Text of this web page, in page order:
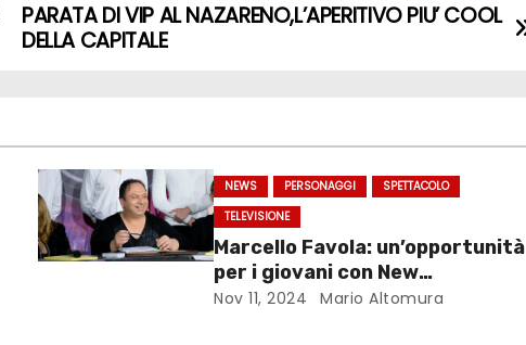
PARATA DI VIP AL NAZARENO,L’APERITIVO PIU’ COOL
DELLA CAPITALE
NEWS PERSONAGGI
SPETTACOLO
TELEVISIONE
Marcello Favola: un’opportunità
per i giovani con New
Generations
Nov 11, 2024 Mario Altomura